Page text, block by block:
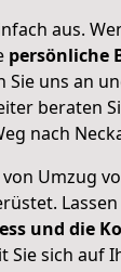
aus.
persönliche
Sie uns an
beraten
nach
Umzug
und die
Sie sich auf